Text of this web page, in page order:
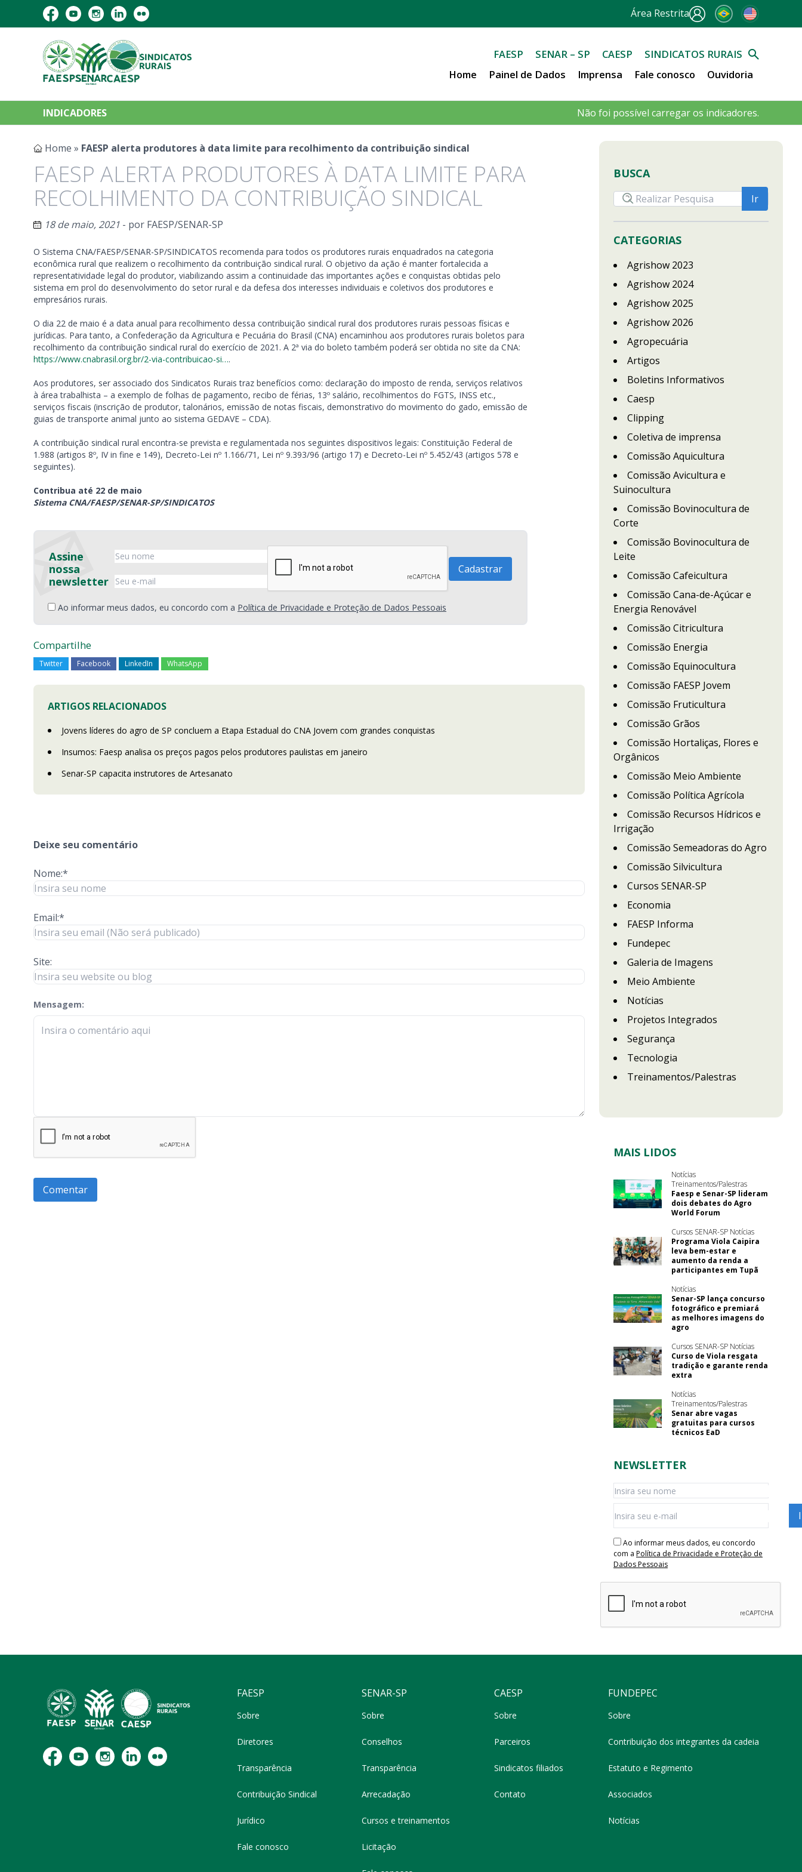
Área Restrita
FAESP SENAR – SP CAESP
SINDICATOS RURAIS
Home
Painel de Dados Imprensa Fale conosco Ouvidoria
INDICADORES Não foi possível carregar os indicadores.
Home » FAESP alerta produtores à data limite para recolhimento da contribuição sindical
FAESP ALERTA PRODUTORES À DATA LIMITE PARA
RECOLHIMENTO DA CONTRIBUIÇÃO SINDICAL
18 de maio, 2021 - por FAESP/SENAR-SP
O Sistema CNA/FAESP/SENAR-SP/SINDICATOS recomenda para todos os produtores rurais enquadrados na categoria
econômica rural que realizem o recolhimento da contribuição sindical rural. O objetivo da ação é manter fortalecida a
representatividade legal do produtor, viabilizando assim a continuidade das importantes ações e conquistas obtidas pelo
sistema em prol do desenvolvimento do setor rural e da defesa dos interesses individuais e coletivos dos produtores e
empresários rurais.
O dia 22 de maio é a data anual para recolhimento dessa contribuição sindical rural dos produtores rurais pessoas físicas e
jurídicas. Para tanto, a Confederação da Agricultura e Pecuária do Brasil (CNA) encaminhou aos produtores rurais boletos para
recolhimento da contribuição sindical rural do exercício de 2021. A 2ª via do boleto também poderá ser obtida no site da CNA:
https://www.cnabrasil.org.br/2-via-contribuicao-si….
Aos produtores, ser associado dos Sindicatos Rurais traz benefícios como: declaração do imposto de renda, serviços relativos
à área trabalhista – a exemplo de folhas de pagamento, recibo de férias, 13º salário, recolhimentos do FGTS, INSS etc.,
serviços fiscais (inscrição de produtor, talonários, emissão de notas fiscais, demonstrativo do movimento do gado, emissão de
guias de transporte animal junto ao sistema GEDAVE – CDA).
A contribuição sindical rural encontra-se prevista e regulamentada nos seguintes dispositivos legais: Constituição Federal de
1.988 (artigos 8º, IV in fine e 149), Decreto-Lei nº 1.166/71, Lei nº 9.393/96 (artigo 17) e Decreto-Lei nº 5.452/43 (artigos 578 e
seguintes).
Contribua até 22 de maio
Sistema CNA/FAESP/SENAR-SP/SINDICATOS
Assine
nossa
newsletter
Ao informar meus dados, eu concordo com a Política de Privacidade e Proteção de Dados Pessoais
Compartilhe
Twitter Facebook LinkedIn WhatsApp
ARTIGOS RELACIONADOS
Jovens líderes do agro de SP concluem a Etapa Estadual do CNA Jovem com grandes conquistas
Insumos: Faesp analisa os preços pagos pelos produtores paulistas em janeiro
Senar-SP capacita instrutores de Artesanato
Deixe seu comentário
Nome:*
Email:*
Site:
Mensagem:
check-terms
BUSCA
CATEGORIAS
Agrishow 2023
Agrishow 2024
Agrishow 2025
Agrishow 2026
Agropecuária
Artigos
Boletins Informativos
Caesp
Clipping
Coletiva de imprensa
Comissão Aquicultura
Comissão Avicultura e
Suinocultura
Comissão Bovinocultura de
Corte
Comissão Bovinocultura de
Leite
Comissão Cafeicultura
Comissão Cana-de-Açúcar e
Energia Renovável
Comissão Citricultura
Comissão Energia
Comissão Equinocultura
Comissão FAESP Jovem
Comissão Fruticultura
Comissão Grãos
Comissão Hortaliças, Flores e
Orgânicos
Comissão Meio Ambiente
Comissão Política Agrícola
Comissão Recursos Hídricos e
Irrigação
Comissão Semeadoras do Agro
Comissão Silvicultura
Cursos SENAR-SP
Economia
FAESP Informa
Fundepec
Galeria de Imagens
Meio Ambiente
Notícias
Projetos Integrados
Segurança
Tecnologia
Treinamentos/Palestras
MAIS LIDOS
Notícias
Treinamentos/Palestras
Faesp e Senar-SP lideram
dois debates do Agro
World Forum
Cursos SENAR-SP Notícias
Programa Viola Caipira
leva bem-estar e
aumento da renda a
participantes em Tupã
Notícias
Senar-SP lança concurso
fotográfico e premiará
as melhores imagens do
agro
Cursos SENAR-SP Notícias
Curso de Viola resgata
tradição e garante renda
extra
Notícias
Treinamentos/Palestras
Senar abre vagas
gratuitas para cursos
técnicos EaD
NEWSLETTER
Ao informar meus dados, eu concordo
com a Política de Privacidade e Proteção de
Dados Pessoais
FAESP
Sobre
Diretores
Transparência
Contribuição Sindical
Jurídico
Fale conosco
SENAR-SP
Sobre
Conselhos
Transparência
Arrecadação
Cursos e treinamentos
Licitação
CAESP
Sobre
Parceiros
Sindicatos filiados
Contato
FUNDEPEC
Sobre
Contribuição dos integrantes da cadeia
Estatuto e Regimento
Associados
Notícias